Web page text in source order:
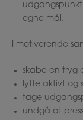
udgangspunkt
egne mål.
I motiverende
skabe en tryg
lytte aktivt og
tage
undgå at